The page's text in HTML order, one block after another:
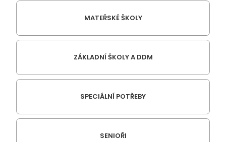
MATEŘSKÉ ŠKOLY
ZÁKLADNÍ ŠKOLY A DDM
SPECIÁLNÍ POTŘEBY
SENIOŘI